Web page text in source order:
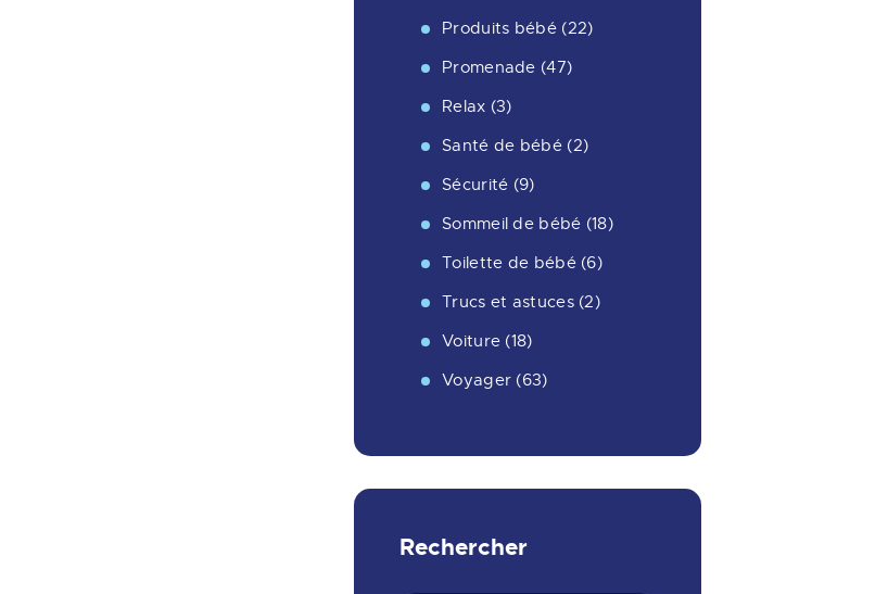
Produits bébé(22)
Promenade (47)
Relax (3)
Santé de bébé(2)
Sécurité (9)
Sommeil de bébé (18)
Toilette de bébé(6)
Trucs et astuces(2)
Voiture (18)
Voyager (63)
Rechercher